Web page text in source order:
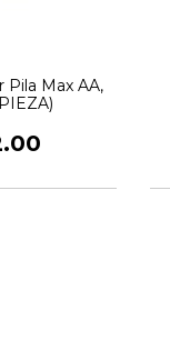
Pila Max AA,